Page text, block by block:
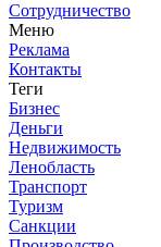
Сотрудничество
Меню
Реклама
Контакты
Теги
Бизнес
Деньги
Недвижимость
Ленобласть
Транспорт
Туризм
Санкции